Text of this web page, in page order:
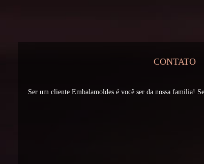
CONTATO
Ser um cliente Embalamoldes é você ser da nossa familia!